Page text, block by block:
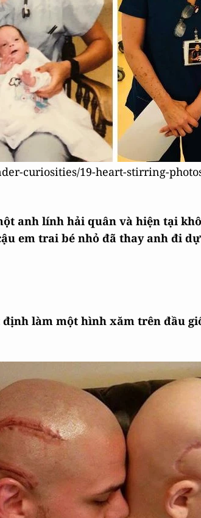
curiosities/19-heart-stirring-
anh lính hải quân và hiện tại
em trai bé nhỏ đã thay anh đi
định làm một hình xăm trên đầu